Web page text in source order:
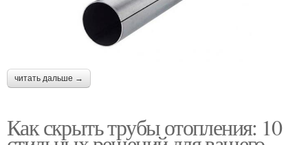
читать дальше →
Как скрыть трубы отопления: 10